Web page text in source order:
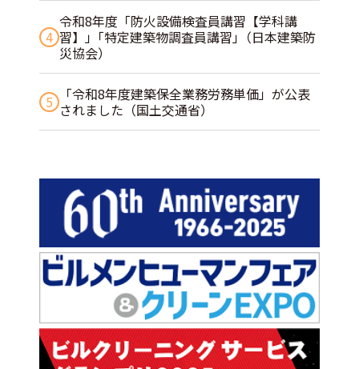
4
令和8年度「防火設備検査員講習【学科講
習】」｢特定建築物調査員講習｣（日本建築防
災協会）
5
「令和8年度建築保全業務労務単価」が公表
されました（国土交通省）